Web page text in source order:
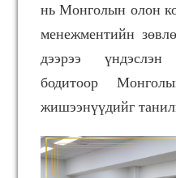
нь Монголын олон
менежментийн
дээрээ
бодитоор
жишээнүүдийг